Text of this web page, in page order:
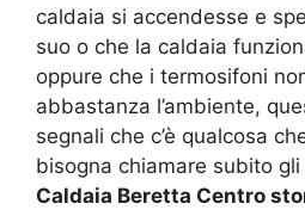
caldaia si accendesse e
suo o che la caldaia
oppure che i termosifoni
abbastanza l’ambiente,
segnali che c’è qualcosa
bisogna chiamare subito
Caldaia Beretta Centro